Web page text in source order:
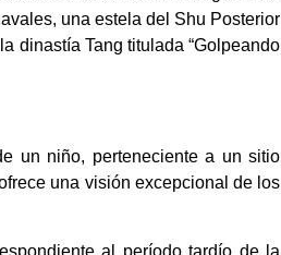
una estela del Shu Posterior
dinastía Tang titulada “Golpeando
un niño, perteneciente a un sitio
una visión excepcional de los
al período tardío de la